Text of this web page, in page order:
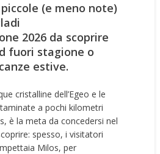
(e meno note)
2026 da scoprire
fuori stagione o
estive.
cristalline dell’Egeo e le
a pochi kilometri
è la meta da concedersi nel
spesso, i visitatori
Milos, per